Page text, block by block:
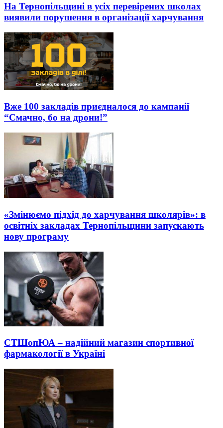
На Тернопільщині в усіх перевірених школах
виявили порушення в організації харчування
Вже 100 закладів приєдналося до кампанії
“Смачно, бо на дрони!”
«Змінюємо підхід до харчування школярів»: в
освітніх закладах Тернопільщини запускають
нову програму
СТШопЮА – надійний магазин спортивної
фармакології в Україні